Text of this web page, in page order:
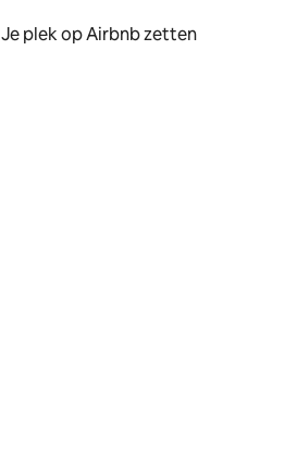
Je plek op Airbnb zetten